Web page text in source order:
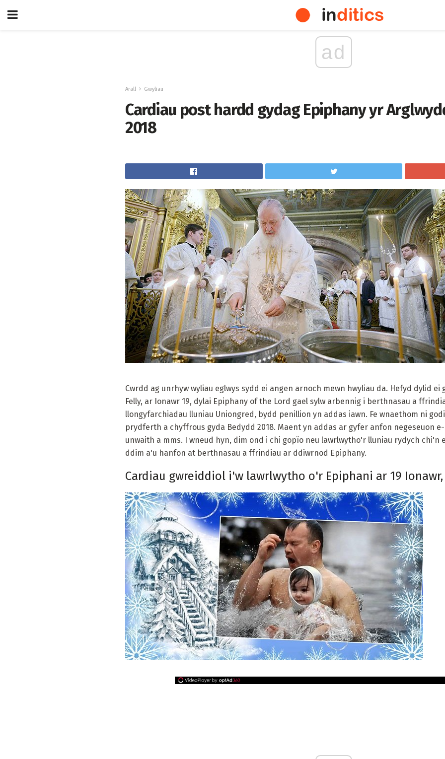
ad
Arall Gwyliau
Cardiau post hardd gydag Epiphany yr
2018
Cwrdd ag unrhyw wyliau eglwys sydd ei angen arnoch mewn hwyliau da. Hefyd dylid ei
Felly, ar Ionawr 19, dylai Epiphany of the Lord gael sylw arbennig i berthnasau a
llongyfarchiadau lluniau Uniongred, bydd penillion yn addas iawn. Fe wnaethom ni
prydferth a chyffrous gyda Bedydd 2018. Maent yn addas ar gyfer anfon negeseuon
unwaith a mms. I wneud hyn, dim ond i chi gopïo neu lawrlwytho'r lluniau rydych chi'n
ddim a'u hanfon at berthnasau a ffrindiau ar ddiwrnod Epiphany.
Cardiau gwreiddiol i'w lawrlwytho o'r Epiphani ar 19 Ionawr,